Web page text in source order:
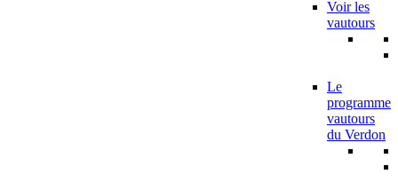
Voir les
vautours
Le
programme
vautours
du Verdon